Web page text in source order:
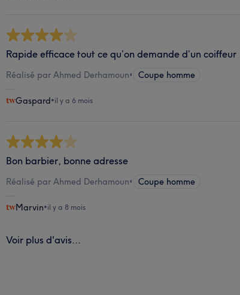
Rapide efficace tout ce qu’on demande d’un coiffeur
Réalisé par Ahmed Derhamoun• Coupe homme
Gaspard•il y a 6 mois
Bon barbier, bonne adresse
Réalisé par Ahmed Derhamoun• Coupe homme
Marvin•il y a 8 mois
Voir plus d'avis...